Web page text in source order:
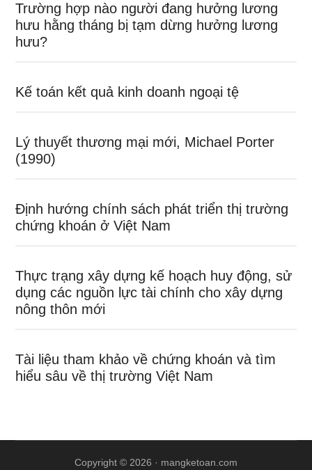
Trường hợp nào người đang hưởng lương
hưu hằng tháng bị tạm dừng hưởng lương
hưu?
Kế toán kết quả kinh doanh ngoại tệ
Lý thuyết thương mại mới, Michael Porter
(1990)
Định hướng chính sách phát triển thị trường
chứng khoán ở Việt Nam
Thực trạng xây dựng kế hoạch huy động, sử
dụng các nguồn lực tài chính cho xây dựng
nông thôn mới
Tài liệu tham khảo về chứng khoán và tìm
hiểu sâu về thị trường Việt Nam
Copyright © 2026 · mangketoan.com